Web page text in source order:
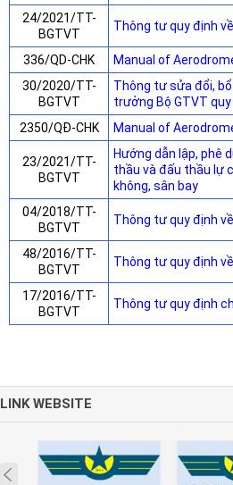
24/2021/TT-
BGTVT
Thông tư quy định
336/QD-CHK
Manual of
30/2020/TT-
BGTVT
Thông tư sửa đổi,
trưởng Bộ GTVT
2350/QĐ-CHK
Manual of
23/2021/TT-
BGTVT
Hướng dẫn lập, phê
thầu và đấu thầu lự
không, sân bay
04/2018/TT-
BGTVT
Thông tư quy định
48/2016/TT-
BGTVT
Thông tư quy định
17/2016/TT-
BGTVT
Thông tư quy định
LINK WEBSITE
Prev